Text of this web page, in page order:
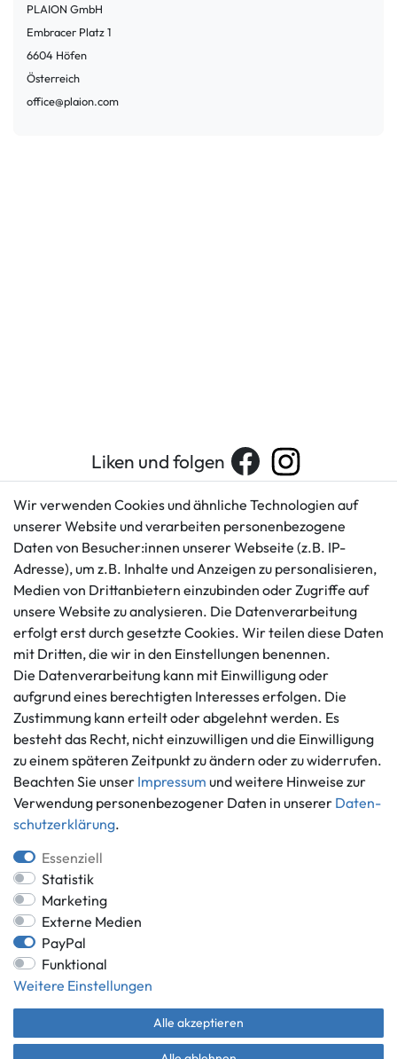
PLAION GmbH
Embracer Platz1
6604 Höfen
Österreich
office@plaion.com
Liken und folgen
Kundenservice
+49 421 596586
Mo. - Fr. 9 - 16 Uhr
info@gameworld.de
Kontaktformular
Rechtliches
AGB
Impressum
Datenschutzerklärung
Barrierefreiheitserklärung
Widerrufs­recht
Vertrag widerrufen
Informationen
Ankauf
Über uns
Häufig gestellte Fragen
Zahlung und Versand
Batterieentsorgung
Zahlungsmöglichkeiten
*Alle Preise inkl. gesetzlicher MwSt.,
** gilt für Lieferungen innerhalb Deutschlands, Lieferzeiten für andere
Länder entnehmen Sie bitte der Schaltfläche mit den
Versandinformationen.
© Game World 2026 | Alle Rechte vorbehalten.
Wir verwenden Cookies und ähnliche Technologien auf
unserer Website und verarbeiten personenbezogene
Daten von Besucher:innen unserer Webseite (z.B. IP-
Adresse), um z.B. Inhalte und Anzeigen zu personalisieren,
Medien von Drittanbietern einzubinden oder Zugriffe auf
unsere Website zu analysieren. Die Datenverarbeitung
erfolgt erst durch gesetzte Cookies. Wir teilen diese Daten
mit Dritten, die wir in den Einstellungen benennen.
Die Datenverarbeitung kann mit Einwilligung oder
aufgrund eines berechtigten Interesses erfolgen. Die
Zustimmung kann erteilt oder abgelehnt werden. Es
besteht das Recht, nicht einzuwilligen und die Einwilligung
zu einem späteren Zeitpunkt zu ändern oder zu widerrufen.
Beachten Sie unser Impressum und weitere Hinweise zur
Verwendung personenbezogener Daten in unserer Daten­
schutz­erklärung.
Essenziell
Statistik
Marketing
Externe Medien
PayPal
Funktional
Weitere Einstellungen
Alle akzeptieren